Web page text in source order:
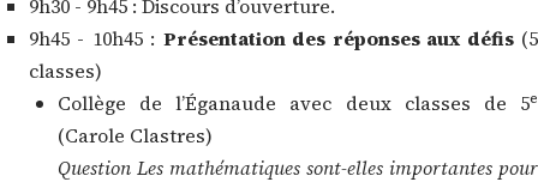
9h30 - 9h45 : Discours d’ouverture.
9h45 - 10h45 : Présentation des réponses aux défis(5
classes)
Collège de l’Éganaude avec deux classes de 5e
(Carole Clastres)
Question Les mathématiques sont-elles importantes pour